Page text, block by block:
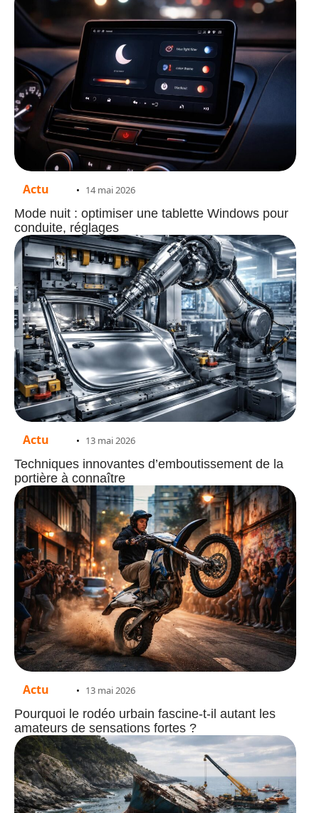
Actu 14 mai 2026
Mode nuit : optimiser une tablette Windows pour
conduite, réglages
Actu 13 mai 2026
Techniques innovantes d’emboutissement de la
portière à connaître
Actu 13 mai 2026
Pourquoi le rodéo urbain fascine-t-il autant les
amateurs de sensations fortes ?